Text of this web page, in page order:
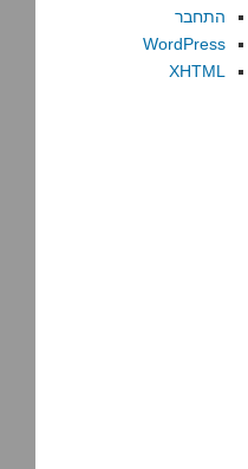
התחבר
WordPress
XHTML